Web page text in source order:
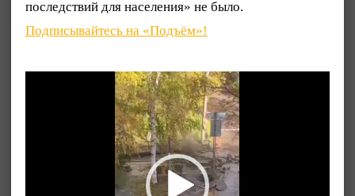
последствий для населения» не было.
Подписывайтесь на «Подъём»!